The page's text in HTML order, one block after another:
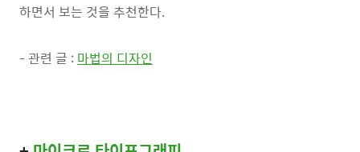
하면서 보는 것을 추천한다.
- 관련 글 : 마법의 디자인